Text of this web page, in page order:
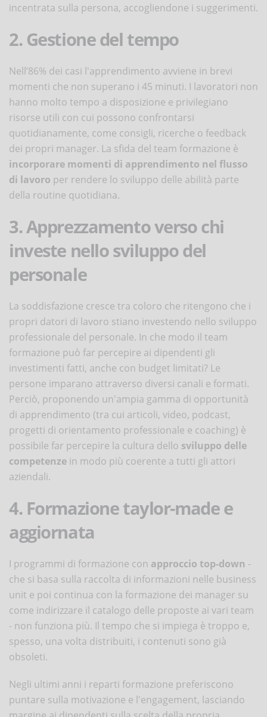
incentrata sulla persona, accogliendone i suggerimenti.
2. Gestione del tempo
Nell’86% dei casi l'apprendimento avviene in brevi
momenti che non superano i 45 minuti. I lavoratori non
hanno molto tempo a disposizione e privilegiano
risorse utili con cui possono confrontarsi
quotidianamente, come consigli, ricerche o feedback
dei propri manager. La sfida del team formazione è
incorporare momenti di apprendimento nel flusso
di lavoro per rendere lo sviluppo delle abilità parte
della routine quotidiana.
3. Apprezzamento verso chi
investe nello sviluppo del
personale
La soddisfazione cresce tra coloro che ritengono che i
propri datori di lavoro stiano investendo nello sviluppo
professionale del personale. In che modo il team
formazione può far percepire ai dipendenti gli
investimenti fatti, anche con budget limitati? Le
persone imparano attraverso diversi canali e formati.
Perciò, proponendo un'ampia gamma di opportunità
di apprendimento (tra cui articoli, video, podcast,
progetti di orientamento professionale e coaching) è
possibile far percepire la cultura dello sviluppo delle
competenze in modo più coerente a tutti gli attori
aziendali.
4. Formazione taylor-made e
aggiornata
I programmi di formazione con approccio top-down -
che si basa sulla raccolta di informazioni nelle business
unit e poi continua con la formazione dei manager su
come indirizzare il catalogo delle proposte ai vari team
- non funziona più. Il tempo che si impiega è troppo e,
spesso, una volta distribuiti, i contenuti sono già
obsoleti.
Negli ultimi anni i reparti formazione preferiscono
puntare sulla motivazione e l'engagement, lasciando